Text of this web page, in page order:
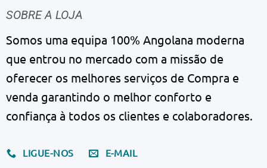
SOBRE A LOJA
Somos uma equipa 100% Angolana moderna
que entrou no mercado com a missão de
oferecer os melhores serviços de Compra e
venda garantindo o melhor conforto e
confiança à todos os clientes e colaboradores.
LIGUE-NOS E-MAIL